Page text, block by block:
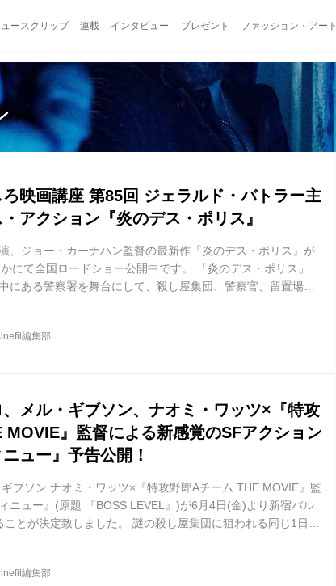
ュースクリップ 連載 インタビュー プレゼント ファッション・アート
映画講座 第85回 ジェラルド・バトラー主
アクション『炎のデス・ポリス』
、ジョー・カーナハン監督の最新作『炎のデス・ポリス』が
にて全国ロードショー公開中です。 「炎のデス・ポリス」
にある警察署を舞台にして、殺し屋集団、警察官、留置場に
が転々としていくスピーディな展開が爽快感をうむ。 冒頭の
撃、ショッピングモール前での逮捕劇とオープンスペースで
編集部
メル・ギブソン、ナオミ・ワッツ×『特攻
MOVIE』監督による新感覚のSFアクション
ュー』予告公開！
ブソン ナオミ・ワッツ×『特攻野郎Aチーム THE MOVIE』監
ニュー』(原題 『BOSS LEVEL』)が6月4日(金)より新宿バル
ことが決定致しました。 謎の殺し屋集団に狙われる同じ1日の
に繰り返している男・ロイ。どうすればこの死のループから抜
のか?タイムループの中でレベルアップし真実に近づいてい
編集部